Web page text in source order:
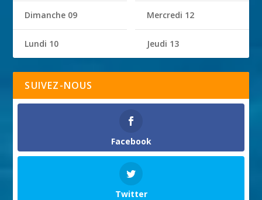
Dimanche 09
Lundi 10
Mercredi 12
Jeudi 13
SUIVEZ-NOUS
Facebook
Twitter